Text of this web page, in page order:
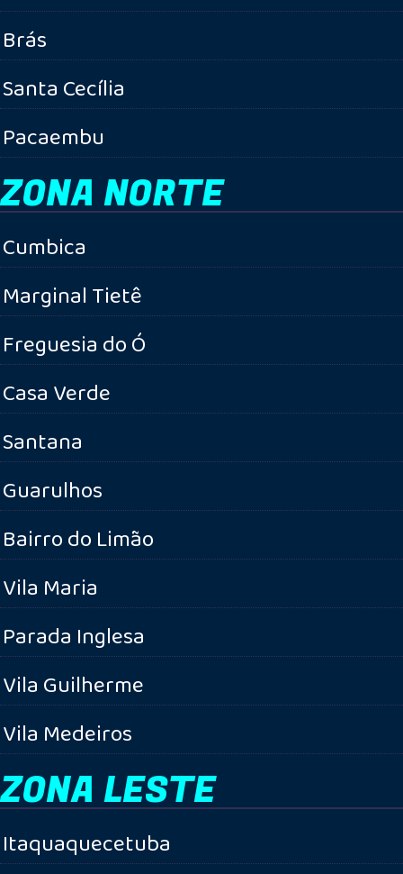
Brás
Santa Cecília
Pacaembu
ZONA NORTE
Cumbica
Marginal Tietê
Freguesia do Ó
Casa Verde
Santana
Guarulhos
Bairro do Limão
Vila Maria
Parada Inglesa
Vila Guilherme
Vila Medeiros
ZONA LESTE
Itaquaquecetuba